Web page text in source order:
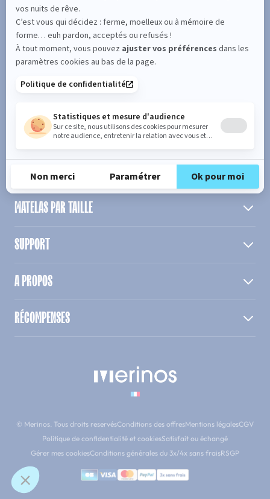
Entrez votre adresse email
S'inscrire
En cochant cette case, vous confirmez avoir plus de 16 ans et
acceptez de recevoir notre Newsletter incluant des informations
concernant les offres, services, produits ou évènements de Bultex
conformément à
notre politique de protection des données personnelles.
PRODUIT
MATELAS PAR TAILLE
SUPPORT
A PROPOS
RÉCOMPENSES
© Merinos. Tous droits reservésConditions des offresMentions légalesCGV
Politique de confidentialité et cookiesSatisfait ou échangé
Gérer mes cookiesConditions générales du 3x/4x sans fraisRSGP